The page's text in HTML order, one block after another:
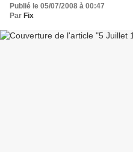
Publié le 05/07/2008 à 00:47
Par Fix